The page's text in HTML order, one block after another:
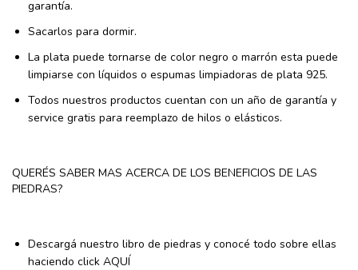
garantía.
Sacarlos para dormir.
La plata puede tornarse de color negro o marrón esta puede
limpiarse con líquidos o espumas limpiadoras de plata 925.
Todos nuestros productos cuentan con un año de garantía y
service gratis para reemplazo de hilos o elásticos.
QUERÉS SABER MAS ACERCA DE LOS BENEFICIOS DE LAS
PIEDRAS?
Descargá nuestro libro de piedras y conocé todo sobre ellas
haciendo click AQUÍ